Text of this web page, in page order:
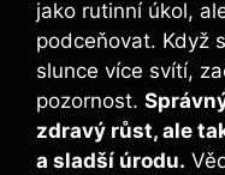
jako rutinní úkol,
podceňovat. Když
slunce více svítí,
pozornost.​
zdravý růst, ale
a sladší úrodu.